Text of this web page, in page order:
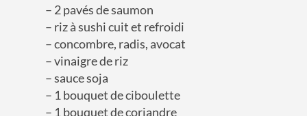
– 2 pavés de saumon
– riz à sushi cuit et refroidi
– concombre, radis, avocat
– vinaigre de riz
– sauce soja
– 1 bouquet de ciboulette
– 1 bouquet de coriandre